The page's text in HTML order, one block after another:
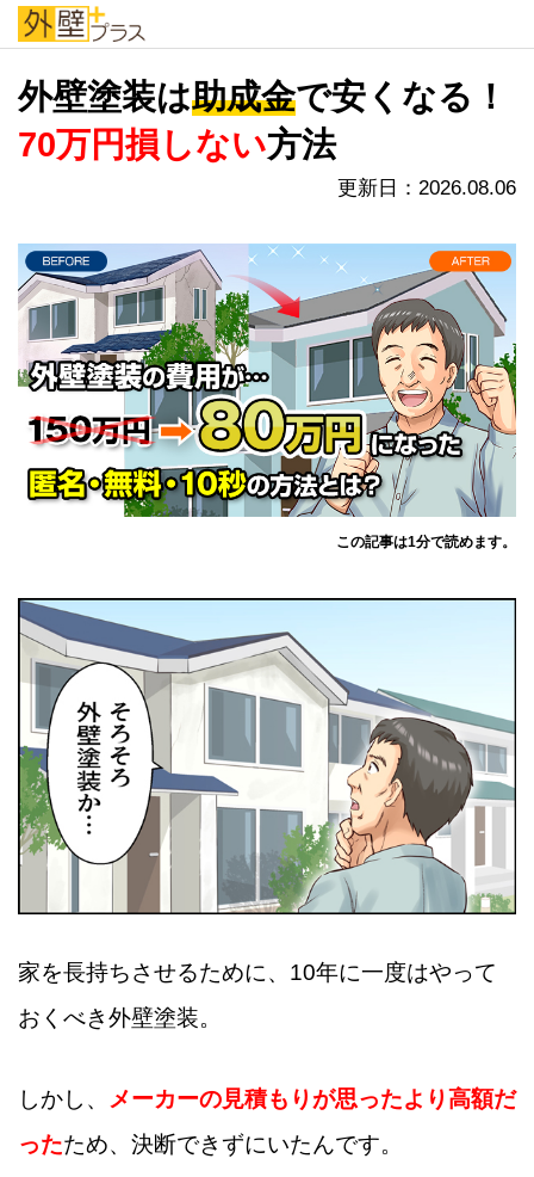
外壁塗装は助成金で安くなる！
70万円損しない方法
更新日：2026.08.06
この記事は1分で読めます。
家を長持ちさせるために、10年に一度はやって
おくべき外壁塗装。
しかし、
メーカーの見積もりが思ったより高額だ
ったため、決断できずにいたんです。